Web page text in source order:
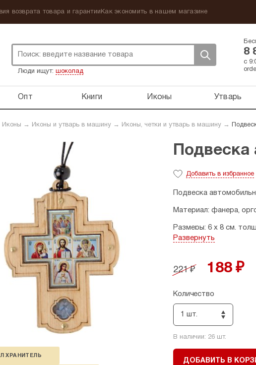
возврата товара и гарантии Как экономить в нашем магазине
Люди ищут: шоколад
8
с
Опт Книги Иконы Утварь
Иконы → Иконы и утварь в машину → Иконы, четки и утварь в машину →
ХРАНИТЕЛЬ
Добавить в избранное
Подвеска
Материал: фанера,
Размеры: 6 х 8 см,
Развернуть
221 ₽ 188 ₽
Количество
1 шт.
В наличии: 26шт.
ДОБАВИТЬ В